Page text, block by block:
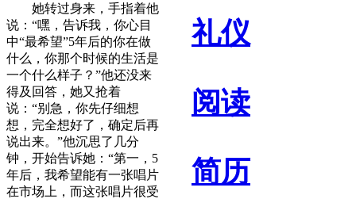
礼仪
阅读
简历
她转过身来，手指着他
说：“嘿，告诉我，你心目
中“最希望”5年后的你在做
什么，你那个时候的生活是
一个什么样子？”他还没来
得及回答，她又抢着
说：“别急，你先仔细想
想，完全想好了，确定后再
说出来。”他沉思了几分
钟，开始告诉她：“第一，5
年后，我希望能有一张唱片
在市场上，而这张唱片很受